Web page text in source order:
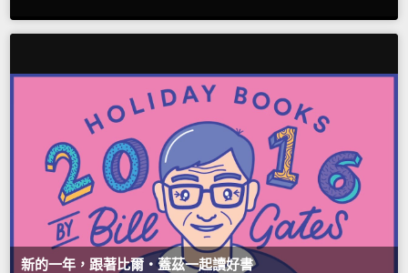
新的一年，跟著比爾‧蓋茲一起讀好書